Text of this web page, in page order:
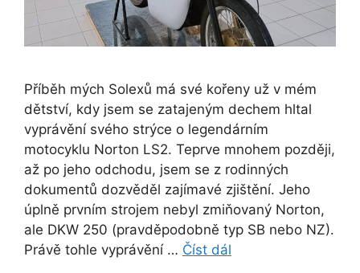
Příběh mých Solexů má své kořeny už v mém
dětství, kdy jsem se zatajeným dechem hltal
vyprávění svého strýce o legendárním
motocyklu Norton LS2. Teprve mnohem později,
až po jeho odchodu, jsem se z rodinných
dokumentů dozvěděl zajímavé zjištění. Jeho
úplně prvním strojem nebyl zmiňovaný Norton,
ale DKW 250 (pravděpodobně typ SB nebo NZ).
Právě tohle vyprávění … Číst dál